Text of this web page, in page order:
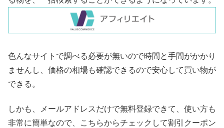
色んなサイトで調べる必要が無いので時間と手間がかかり
ませんし、価格の相場も確認できるので安心して買い物が
できる。
しかも、メールアドレスだけで無料登録できて、使い方も
非常に簡単なので、こちらからチェックして割引クーポン